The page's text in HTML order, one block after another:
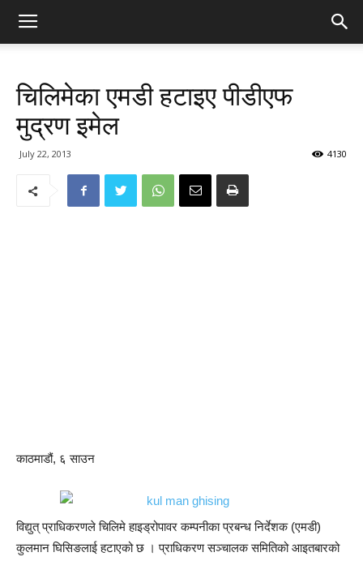
चिलिमेका एमडी हटाइए पीडीएफ
मुद्रण इमेल
July 22, 2013 4130
काठमाडौं, ६ साउन
विद्युत् प्राधिकरणले चिलिमे हाइड्रोपावर कम्पनीका प्रबन्ध निर्देशक (एमडी)
कुलमान घिसिङलाई हटाएको छ । प्राधिकरण सञ्चालक समितिको आइतबारको